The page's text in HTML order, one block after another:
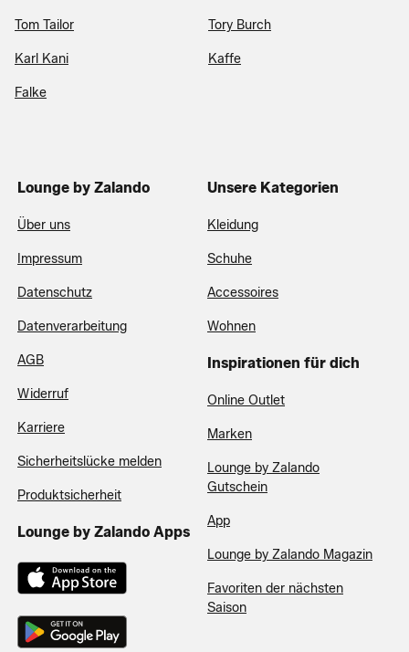
Tom Tailor Tory Burch
Karl Kani Kaffe
Falke
Lounge by Zalando
Über uns
Impressum
Datenschutz
Datenverarbeitung
AGB
Widerruf
Karriere
Sicherheitslücke melden
Produktsicherheit
Lounge by Zalando Apps
Unsere Kategorien
Kleidung
Schuhe
Accessoires
Wohnen
Inspirationen für dich
Online Outlet
Marken
Lounge by Zalando
Gutschein
App
Lounge by Zalando Magazin
Favoriten der nächsten
Saison